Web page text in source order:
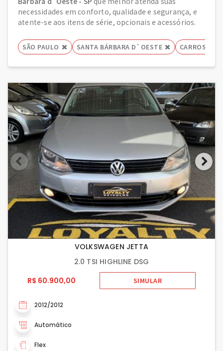
necessidades em conforto, qualidade e segurança, e
atente-se aos itens de série, opcionais e acessórios.
SÃO PAULO SANTA BÁRBARA D`OESTE CARROS
VOLKSWAGEN JETTA
2.0 TSI HIGHLINE DSG
R$ 60.900,00
SIMULAR
2012/2012
Automático
Flex